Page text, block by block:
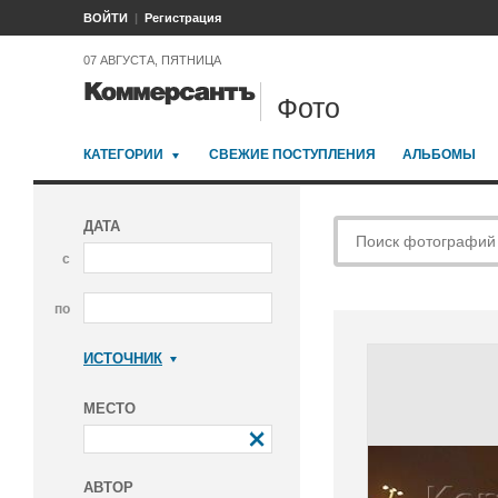
ВОЙТИ Регистрация
07 АВГУСТА, ПЯТНИЦА
Фото
КАТЕГОРИИ СВЕЖИЕ ПОСТУПЛЕНИЯ АЛЬБОМЫ
ДАТА
с
по
ИСТОЧНИК
МЕСТО
АВТОР